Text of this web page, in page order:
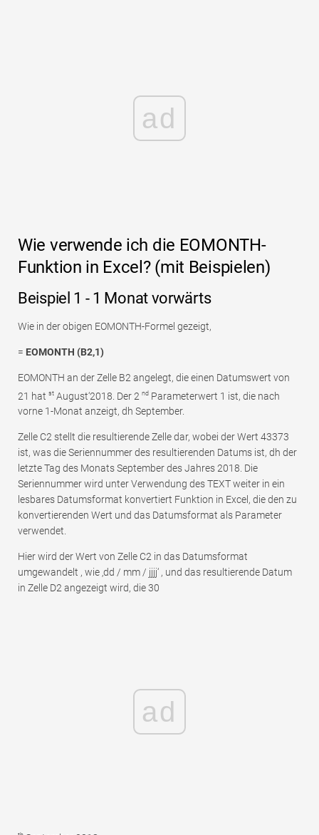
ad
Wie verwende ich die EOMONTH-
Funktion in Excel? (mit Beispielen)
Beispiel 1 - 1 Monat vorwärts
Wie in der obigen EOMONTH-Formel gezeigt,
= EOMONTH (B2,1)
EOMONTH an der Zelle B2 angelegt, die einen Datumswert von
21 hat st August‘2018. Der 2 nd Parameterwert 1 ist, die nach
vorne 1-Monat anzeigt, dh September.
Zelle C2 stellt die resultierende Zelle dar, wobei der Wert 43373
ist, was die Seriennummer des resultierenden Datums ist, dh der
letzte Tag des Monats September des Jahres 2018. Die
Seriennummer wird unter Verwendung des TEXT weiter in ein
lesbares Datumsformat konvertiert Funktion in Excel, die den zu
konvertierenden Wert und das Datumsformat als Parameter
verwendet.
Hier wird der Wert von Zelle C2 in das Datumsformat
umgewandelt , wie ‚dd / mm / jjjj‘ , und das resultierende Datum
in Zelle D2 angezeigt wird, die 30
ad